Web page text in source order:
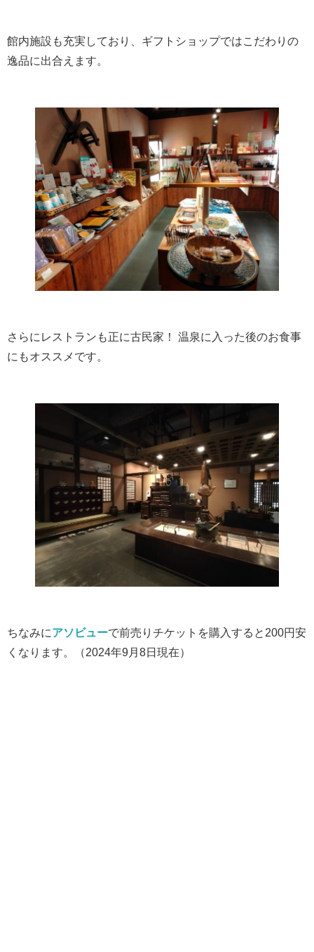
館内施設も充実しており、ギフトショップではこだわりの
逸品に出合えます。
さらにレストランも正に古民家！ 温泉に入った後のお食事
にもオススメです。
ちなみにアソビューで前売りチケットを購入すると200円安
くなります。（2024年9月8日現在）